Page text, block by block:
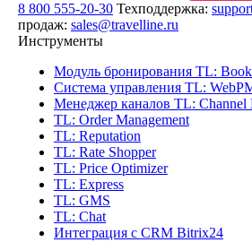
8 800 555-20-30 Техподдержка:
продаж: sales@travelline.ru
Инструменты
Модуль бронирования TL:
Система управления TL:
Менеджер каналов TL: Channel
TL: Order Management
TL: Reputation
TL: Rate Shopper
TL: Price Optimizer
TL: Express
TL: GMS
TL: Chat
Интеграция с CRM Bitrix24